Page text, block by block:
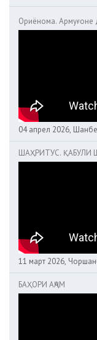
Ориёнома.
04 апрел 2026, Шанбе
ШАҲРИТУС. ҚАБУЛИ
11 март 2026,
БАҲОРИ АҶАМ